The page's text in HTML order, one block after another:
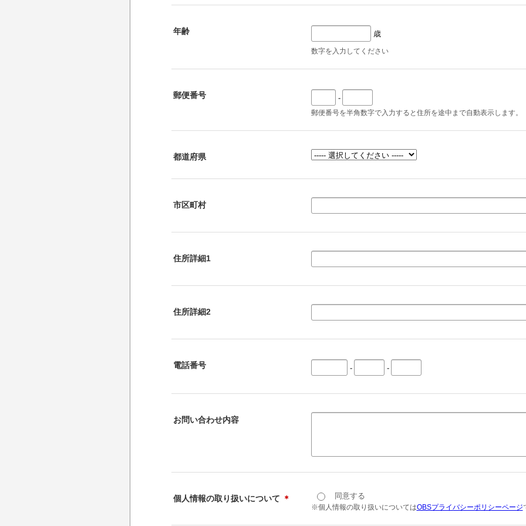
年齢 歳
数字を入力してください
郵便番号 -
郵便番号を半角数字で入力すると住所を途中まで自動表示します。
都道府県
市区町村
住所詳細1
住所詳細2
電話番号 - -
お問い合わせ内容
個人情報の取り扱いについて ＊ 同意する
※個人情報の取り扱いについてはOBSプライバシーポリシーページ